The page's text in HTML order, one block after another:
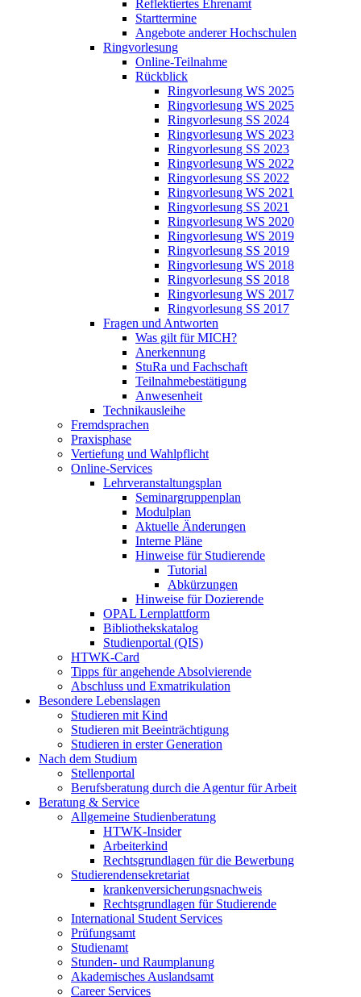
Reflektiertes Ehrenamt
Starttermine
Angebote anderer Hochschulen
Ringvorlesung
Online-Teilnahme
Rückblick
Ringvorlesung WS 2025
Ringvorlesung WS 2025
Ringvorlesung SS 2024
Ringvorlesung WS 2023
Ringvorlesung SS 2023
Ringvorlesung WS 2022
Ringvorlesung SS 2022
Ringvorlesung WS 2021
Ringvorlesung SS 2021
Ringvorlesung WS 2020
Ringvorlesung WS 2019
Ringvorlesung SS 2019
Ringvorlesung WS 2018
Ringvorlesung SS 2018
Ringvorlesung WS 2017
Ringvorlesung SS 2017
Fragen und Antworten
Was gilt für MICH?
Anerkennung
StuRa und Fachschaft
Teilnahmebestätigung
Anwesenheit
Technikausleihe
Fremdsprachen
Praxisphase
Vertiefung und Wahlpflicht
Online-Services
Lehrveranstaltungsplan
Seminargruppenplan
Modulplan
Aktuelle Änderungen
Interne Pläne
Hinweise für Studierende
Tutorial
Abkürzungen
Hinweise für Dozierende
OPAL Lernplattform
Bibliothekskatalog
Studienportal (QIS)
HTWK-Card
Tipps für angehende Absolvierende
Abschluss und Exmatrikulation
Besondere Lebenslagen
Studieren mit Kind
Studieren mit Beeinträchtigung
Studieren in erster Generation
Nach dem Studium
Stellenportal
Berufsberatung durch die Agentur für Arbeit
Beratung & Service
Allgemeine Studienberatung
HTWK-Insider
Arbeiterkind
Rechtsgrundlagen für die Bewerbung
Studierendensekretariat
krankenversicherungsnachweis
Rechtsgrundlagen für Studierende
International Student Services
Prüfungsamt
Studienamt
Stunden- und Raumplanung
Akademisches Auslandsamt
Career Services